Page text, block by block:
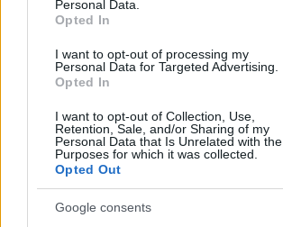
Personal Data.
Opted In
I want to opt-out of processing my
Personal Data for Targeted Advertising.
Opted In
I want to opt-out of Collection, Use,
Retention, Sale, and/or Sharing of my
Personal Data that Is Unrelated with the
Purposes for which it was collected.
Opted Out
Google consents
F
a
ce
b
o
o
k
T
w
it
te
r
n
re
st
h
s
A
p
h
re
Prossimo articolo
NOTIZIE RECENTI